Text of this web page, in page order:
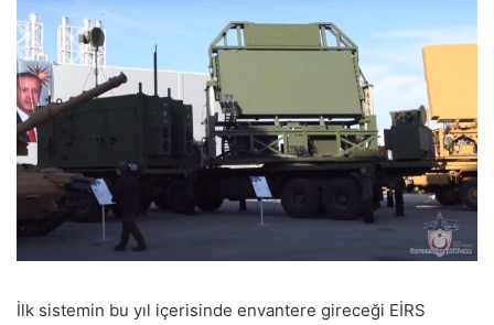
İlk sistemin bu yıl içerisinde envantere gireceği EİRS